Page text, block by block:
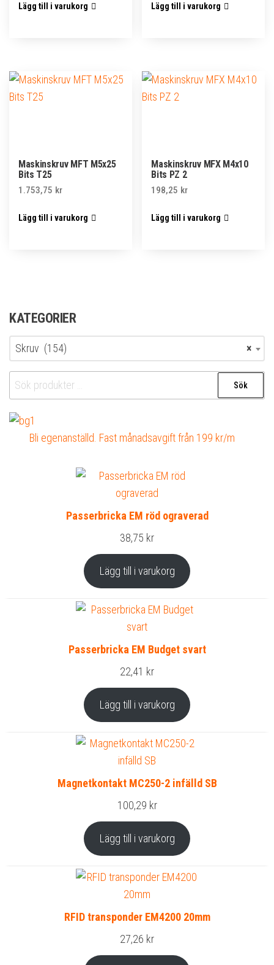
Lägg till i varukorg Lägg till i varukorg
Maskinskruv MFT M5x25
Bits T25
1.753,75 kr
Lägg till i varukorg
Maskinskruv MFX M4x10
Bits PZ 2
198,25 kr
Lägg till i varukorg
KATEGORIER
×
Skruv (154)
Sök
efter:
Sök
Bli egenanställd. Fast månadsavgift från 199 kr/m
Passerbricka EM röd ograverad
38,75 kr
Lägg till i varukorg
Passerbricka EM Budget svart
22,41 kr
Lägg till i varukorg
Magnetkontakt MC250-2 infälld SB
100,29 kr
Lägg till i varukorg
RFID transponder EM4200 20mm
27,26 kr